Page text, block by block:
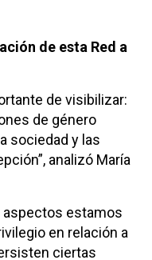
de esta Red a
de visibilizar:
de género
sociedad y las
analizó María
aspectos estamos
en relación a
ciertas